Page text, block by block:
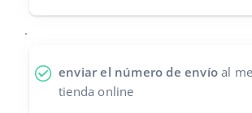
Contáctanos
português (BR)
.
enviar el número de envío al
tienda online